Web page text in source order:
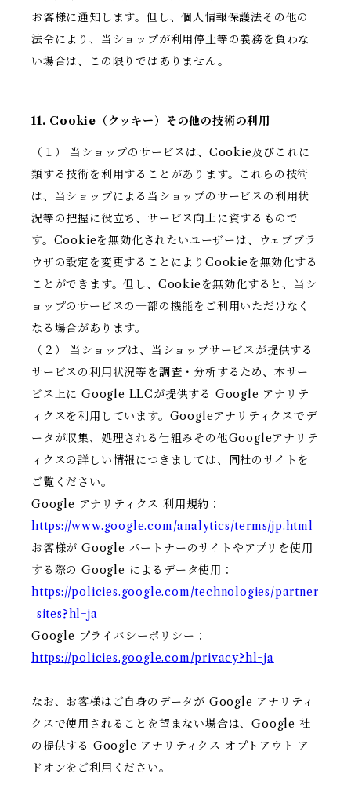
お客様に通知します。但し、個人情報保護法その他の
法令により、当ショップが利用停止等の義務を負わな
い場合は、この限りではありません。
11. Cookie（クッキー）その他の技術の利用
（１） 当ショップのサービスは、Cookie及びこれに
類する技術を利用することがあります。これらの技術
は、当ショップによる当ショップのサービスの利用状
況等の把握に役立ち、サービス向上に資するもので
す。Cookieを無効化されたいユーザーは、ウェブブラ
ウザの設定を変更することによりCookieを無効化する
ことができます。但し、Cookieを無効化すると、当シ
ョップのサービスの一部の機能をご利用いただけなく
なる場合があります。
（２） 当ショップは、当ショップサービスが提供する
サービスの利用状況等を調査・分析するため、本サー
ビス上に Google LLCが提供する Google アナリテ
ィクスを利用しています。Googleアナリティクスでデ
ータが収集、処理される仕組みその他Googleアナリテ
ィクスの詳しい情報につきましては、同社のサイトを
ご覧ください。
Google アナリティクス 利用規約：
https://www.google.com/analytics/terms/jp.html
お客様が Google パートナーのサイトやアプリを使用
する際の Google によるデータ使用：
https://policies.google.com/technologies/partner
-sites?hl=ja
Google プライバシーポリシー：
https://policies.google.com/privacy?hl=ja
なお、お客様はご自身のデータが Google アナリティ
クスで使用されることを望まない場合は、Google 社
の提供する Google アナリティクス オプトアウト ア
ドオンをご利用ください。